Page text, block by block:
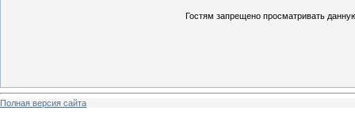
Гостям запрещено просматривать
Полная версия сайта